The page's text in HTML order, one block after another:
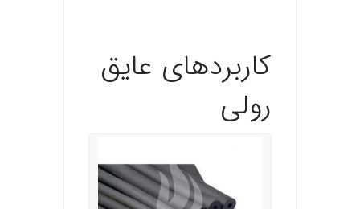
کاربردهای عایق
رولی